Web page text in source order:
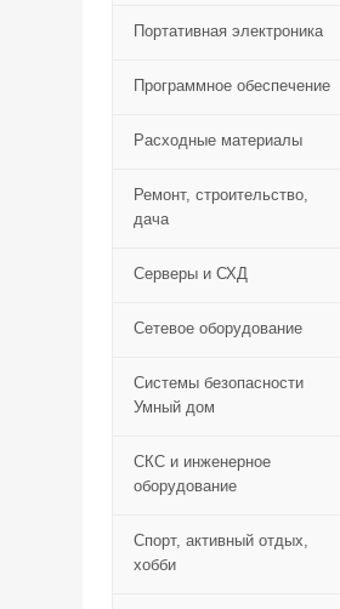
Портативная электроника
Программное обеспечение
Расходные материалы
Ремонт, строительство,
дача
Серверы и СХД
Сетевое оборудование
Системы безопасности
Умный дом
СКС и инженерное
оборудование
Спорт, активный отдых,
хобби